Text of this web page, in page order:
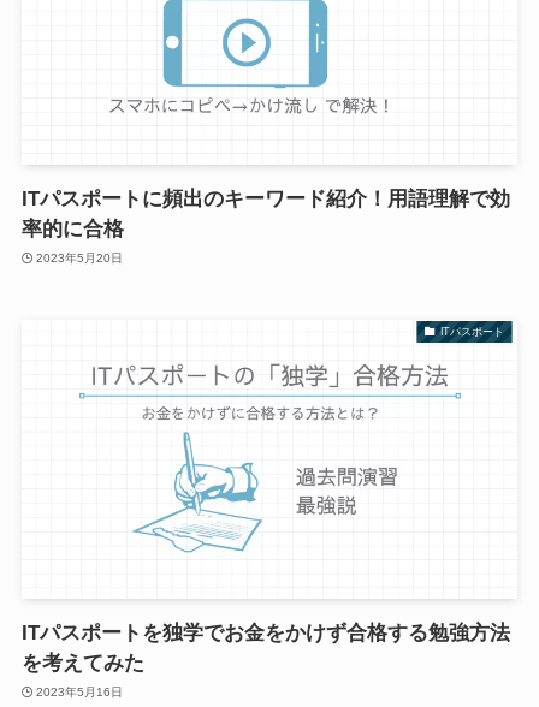
ITパスポートに頻出のキーワード紹介！用語理解で効
率的に合格
2023年5月20日
ITパスポート
ITパスポートを独学でお金をかけず合格する勉強方法
を考えてみた
2023年5月16日